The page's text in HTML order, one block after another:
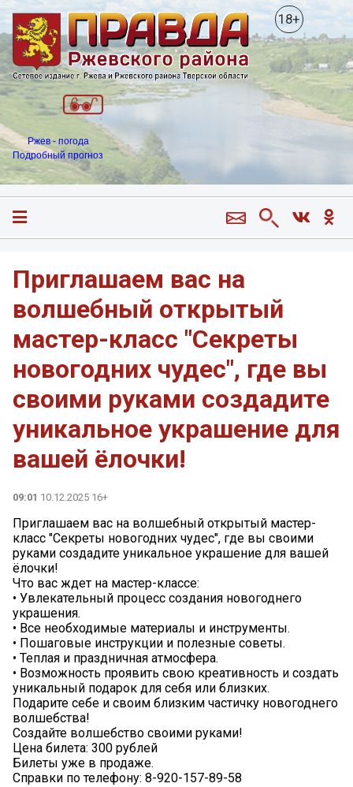
18+
Ржев - погода
Подробный прогноз
Приглашаем вас на
волшебный открытый
мастер-класс "Секреты
новогодних чудес", где вы
своими руками создадите
уникальное украшение для
вашей ёлочки!
09:01 10.12.2025 16+
Приглашаем вас на волшебный открытый мастер-
класс "Секреты новогодних чудес", где вы своими
руками создадите уникальное украшение для вашей
ёлочки!
Что вас ждет на мастер-классе:
• Увлекательный процесс создания новогоднего
украшения.
• Все необходимые материалы и инструменты.
• Пошаговые инструкции и полезные советы.
• Теплая и праздничная атмосфера.
• Возможность проявить свою креативность и создать
уникальный подарок для себя или близких.
Подарите себе и своим близким частичку новогоднего
волшебства!
Создайте волшебство своими руками!
Цена билета: 300 рублей
Билеты уже в продаже.
Справки по телефону: 8-920-157-89-58